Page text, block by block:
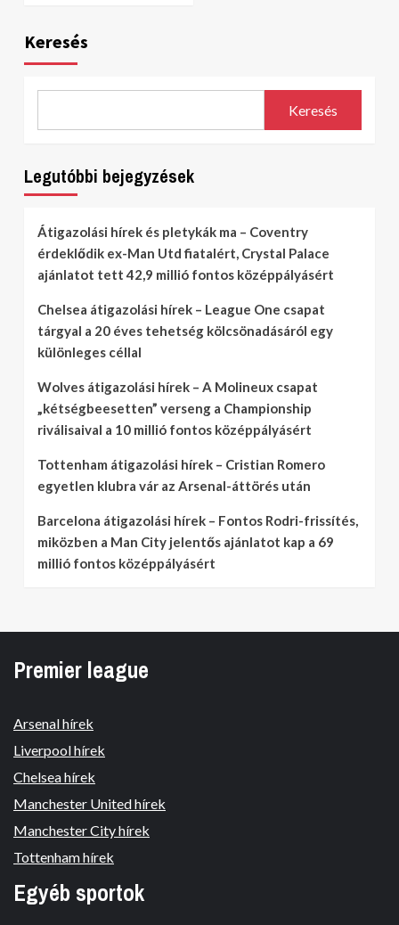
Keresés
Keresés
Legutóbbi bejegyzések
Átigazolási hírek és pletykák ma – Coventry
érdeklődik ex-Man Utd fiatalért, Crystal Palace
ajánlatot tett 42,9 millió fontos középpályásért
Chelsea átigazolási hírek – League One csapat
tárgyal a 20 éves tehetség kölcsönadásáról egy
különleges céllal
Wolves átigazolási hírek – A Molineux csapat
„kétségbeesetten” verseng a Championship
riválisaival a 10 millió fontos középpályásért
Tottenham átigazolási hírek – Cristian Romero
egyetlen klubra vár az Arsenal-áttörés után
Barcelona átigazolási hírek – Fontos Rodri-frissítés,
miközben a Man City jelentős ajánlatot kap a 69
millió fontos középpályásért
Premier league
Arsenal hírek
Liverpool hírek
Chelsea hírek
Manchester United hírek
Manchester City hírek
Tottenham hírek
Egyéb sportok